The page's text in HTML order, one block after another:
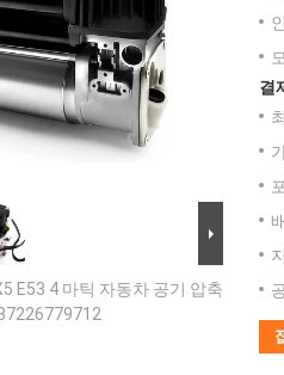
E53 4 마틱 자동차 공기 압축
결